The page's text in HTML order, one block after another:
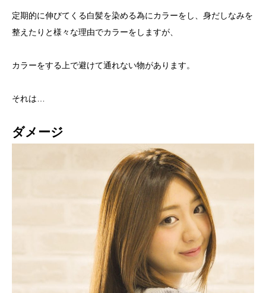
定期的に伸びてくる白髪を染める為にカラーをし、身だしなみを
整えたりと様々な理由でカラーをしますが、
カラーをする上で避けて通れない物があります。
それは…
ダメージ